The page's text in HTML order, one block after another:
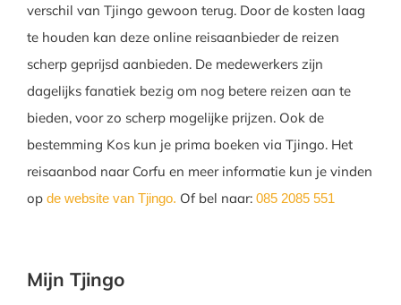
verschil van Tjingo gewoon terug. Door de kosten laag
te houden kan deze online reisaanbieder de reizen
scherp geprijsd aanbieden. De medewerkers zijn
dagelijks fanatiek bezig om nog betere reizen aan te
bieden, voor zo scherp mogelijke prijzen. Ook de
bestemming Kos kun je prima boeken via Tjingo. Het
reisaanbod naar Corfu en meer informatie kun je vinden
op de website van Tjingo. Of bel naar: 085 2085 551
Mijn Tjingo